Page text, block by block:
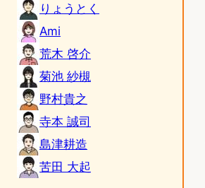
りょうとく
Ami
荒木 啓介
菊池 紗槻
野村貴之
寺本 誠司
島津耕造
苦田 大起